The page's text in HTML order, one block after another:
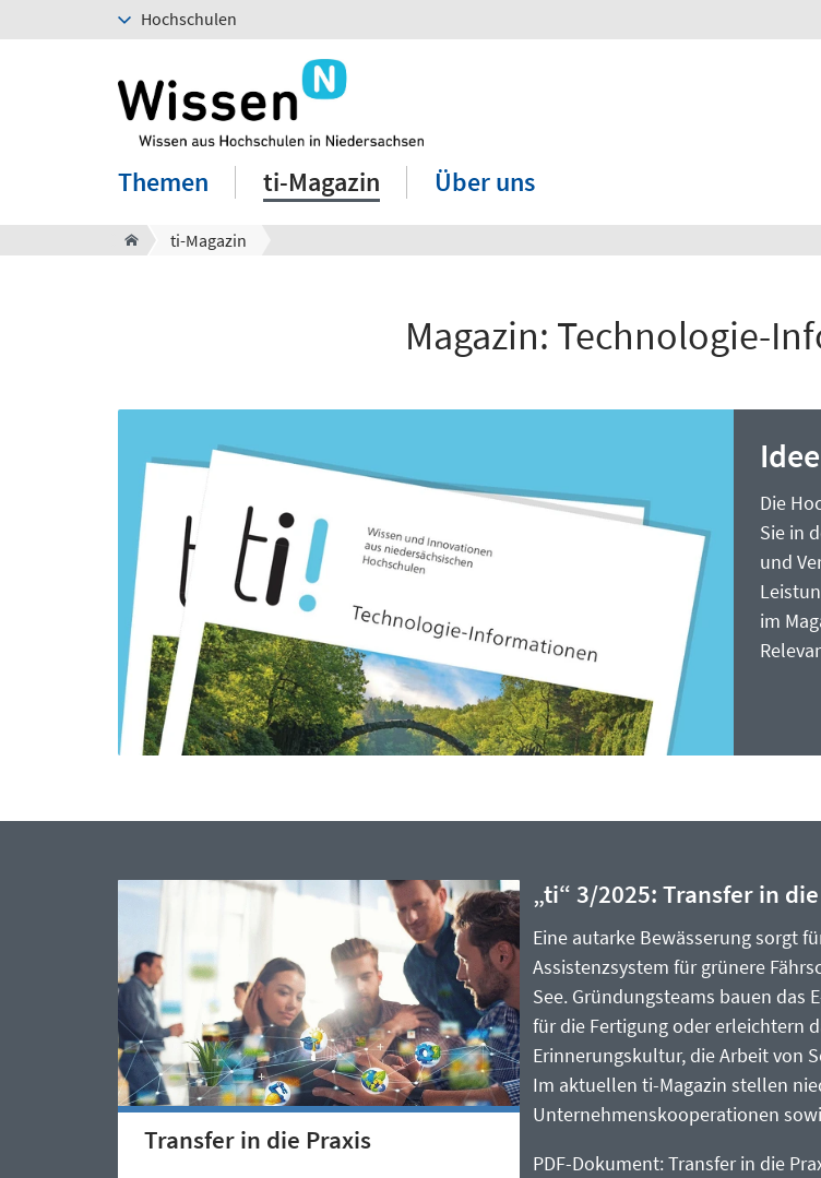
Hochschulen
Themen ti-Magazin Über uns
ti-Magazin
Magazin: Technologie-
Die
Sie in
und
im
Transfer in die Praxis
„ti“ 3/2025: Transfer in
Eine autarke Bewässerung sorgt
Assistenzsystem für grünere
See. Gründungsteams bauen
für die Fertigung oder erleichtern
Erinnerungskultur, die Arbeit von
Im aktuellen ti-Magazin stellen
Unternehmenskooperationen
PDF-Dokument: Transfer in die